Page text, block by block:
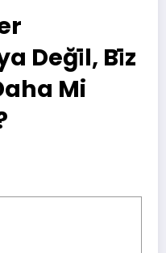
Deği̇l, Bi̇z
Mi